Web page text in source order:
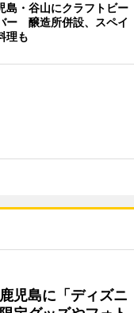
島・谷山にクラフトビー
ー 醸造所併設、スペイ
理も
児島に「ディズニ